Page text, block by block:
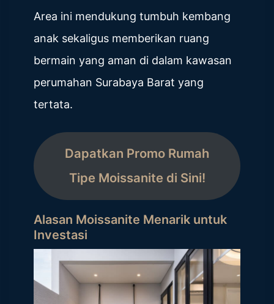
Area ini mendukung tumbuh kembang
anak sekaligus memberikan ruang
bermain yang aman di dalam kawasan
perumahan Surabaya Barat yang
tertata.
Dapatkan Promo Rumah
Tipe Moissanite di Sini!
Alasan Moissanite Menarik untuk
Investasi